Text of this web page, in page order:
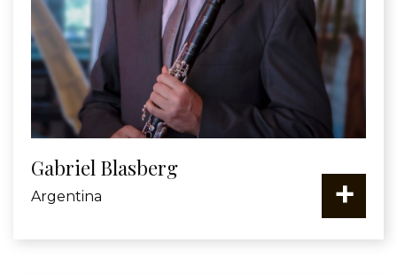
Gabriel Blasberg
Argentina +